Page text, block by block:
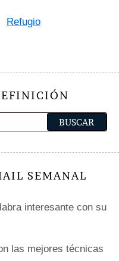
Refugio
SEMANAL
interesante con su
las mejores técnicas